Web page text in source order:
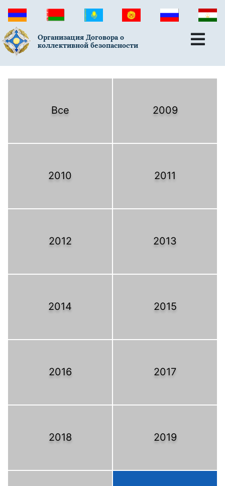
Организация Договора о
коллективной безопасности
Все 2009
2010 2011
2012 2013
2014 2015
2016 2017
2018 2019